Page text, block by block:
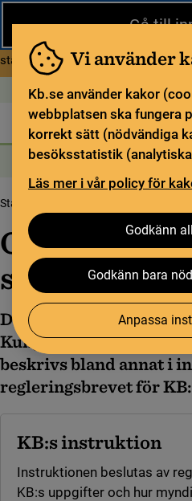
Gå till
Under sommaren har KB
öppettider. Vissa veckor är en del
stängda.Läs mer om Begränsad
Vi använder
Kb.se använder kakor
webbplatsen ska fungera
korrekt sätt (nödvändiga
besöksstatistik
Läs mer i vår policy för
Godkänn
Godkänn bara
Anpassa
Öppet idag: 11–15In English
Biblioteket För
Sök Sök
Söktjänster
Startsida
styrning
Det är regeringen som
Kungliga biblioteket
beskrivs bland annat i
regleringsbrevet för
KB:s instruktion
Instruktionen beslutas av
KB:s uppgifter och hur